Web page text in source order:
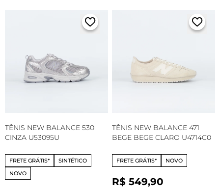
TÊNIS NEW BALANCE 530
CINZA U53095U
FRETE GRÁTIS*
SINTÉTICO
NOVO
TÊNIS NEW BALANCE 471
BEGE BEGE CLARO U4714C0
FRETE GRÁTIS* NOVO
R$ 549,90